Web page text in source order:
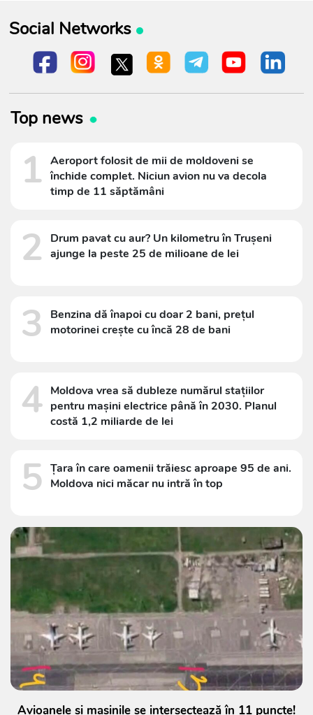
Social Networks
Top news
1 Aeroport folosit de mii de moldoveni se
închide complet. Niciun avion nu va decola
timp de 11 săptămâni
2
Drum pavat cu aur? Un kilometru în Trușeni
ajunge la peste 25 de milioane de lei
3
Benzina dă înapoi cu doar 2 bani, prețul
motorinei crește cu încă 28 de bani
4 Moldova vrea să dubleze numărul stațiilor
pentru mașini electrice până în 2030. Planul
costă 1,2 miliarde de lei
5 Țara în care oamenii trăiesc aproape 95 de ani.
Moldova nici măcar nu intră în top
Avioanele și mașinile se intersectează în 11 puncte!